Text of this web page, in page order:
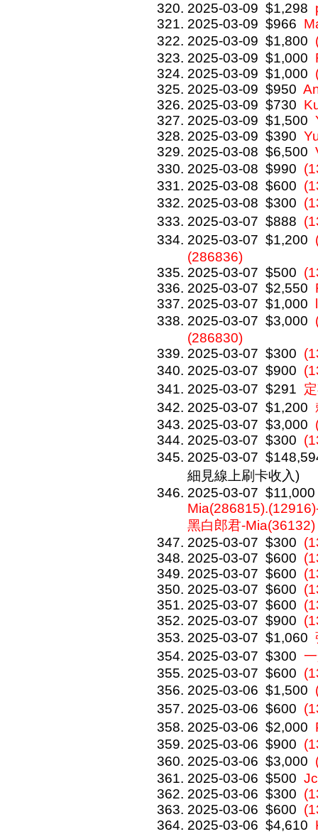
2025-03-09 $1,298
2025-03-09 $966
2025-03-09 $1,800
2025-03-09 $1,000
2025-03-09 $1,000
2025-03-09 $950
2025-03-09 $730
2025-03-09 $1,500
2025-03-09 $390
2025-03-08 $6,500
2025-03-08 $990
2025-03-08 $600
2025-03-08 $300
2025-03-07 $888
2025-03-07 $1,200
(286836)
2025-03-07 $500
2025-03-07 $2,550
2025-03-07 $1,000
2025-03-07 $3,000
(286830)
2025-03-07 $300
2025-03-07 $900
2025-03-07 $291
2025-03-07 $1,200
2025-03-07 $3,000
2025-03-07 $300
2025-03-07
細見線上刷卡收入)
2025-03-07 $11,000
黑白郎君-Mia(36132)
2025-03-07 $300
2025-03-07 $600
2025-03-07 $600
2025-03-07 $600
2025-03-07 $600
2025-03-07 $900
2025-03-07 $1,060
2025-03-07 $300
2025-03-07 $600
2025-03-06 $1,500
2025-03-06 $600
2025-03-06 $2,000
2025-03-06 $900
2025-03-06 $3,000
2025-03-06 $500
2025-03-06 $300
2025-03-06 $600
2025-03-06 $4,610